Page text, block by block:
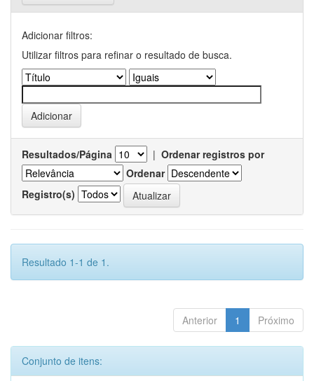
Adicionar filtros:
Utilizar filtros para refinar o resultado de busca.
Resultados/Página | Ordenar registros por
Ordenar
Registro(s)
Resultado 1-1 de 1.
Anterior 1 Próximo
Conjunto de itens: